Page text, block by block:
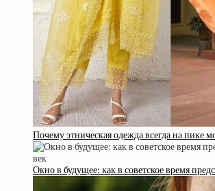
Почему этническая одежда всегда на пике
Окно в будущее: как в советское время